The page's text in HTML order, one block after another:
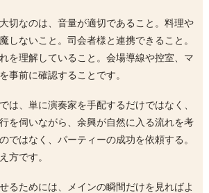
切なのは、音量が適切であること。料理や
しないこと。司会者様と連携できること。
を理解していること。会場導線や控室、マ
事前に確認することです。
は、単に演奏家を手配するだけではなく、
を伺いながら、余興が自然に入る流れを考
ではなく、パーティーの成功を依頼する。
方です。
るためには、メインの瞬間だけを見ればよ